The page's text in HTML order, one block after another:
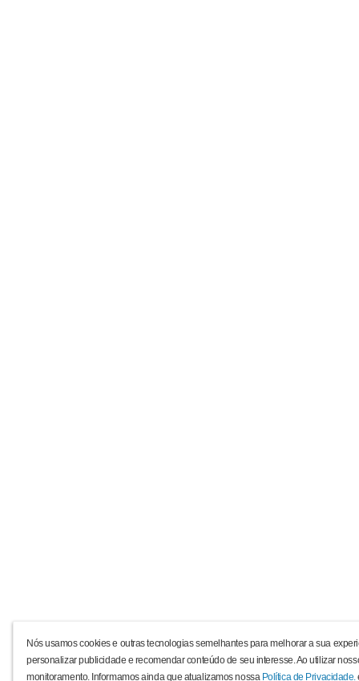
Nós usamos cookies e outras tecnologias semelhantes para melhorar a sua
personalizar publicidade e recomendar conteúdo de seu interesse. Ao utilizar
monitoramento. Informamos ainda que atualizamos nossa Política de Privacidade.